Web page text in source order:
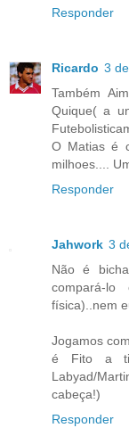
Responder
Ricardo 3
Também
Quique( a
O Matias é
milhoes....
Responder
Jahwork 3
Não é
compará-
física)..nem
Jogamos
é Fito a
Labyad/
cabeça!)
Responder